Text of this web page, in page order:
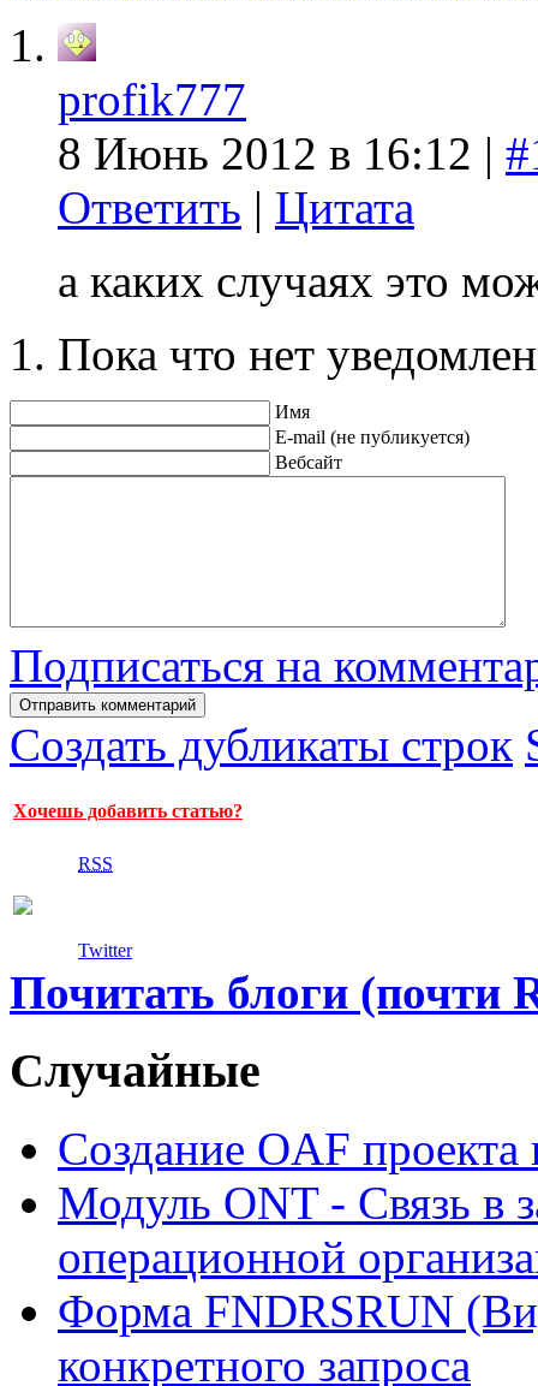
profik777
8 Июнь 2012 в 16:12 |
Ответить | Цитата
а каких случаях это
Пока что нет
Имя
E-mail (не публикуется)
Вебсайт
Подписаться на
Создать дубликаты строк
Хочешь добавить статью?
RSS
Twitter
Почитать блоги (почти
Случайные
Создание OAF проекта
Модуль ONT - Связь в
операционной
Форма FNDRSRUN
конкретного запроса